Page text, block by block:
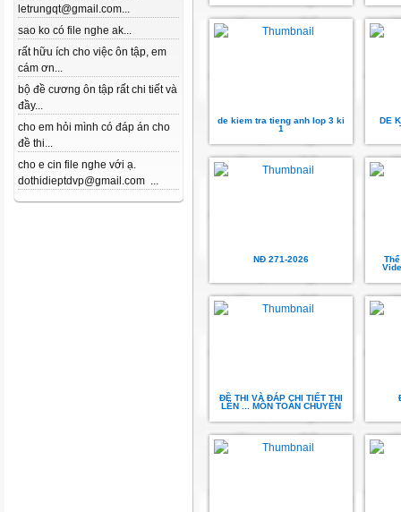
letrungqt@gmail.com...
sao ko có file nghe ak...
rất hữu ích cho việc ôn tập, em
cám ơn...
bộ đề cương ôn tập rất chi tiết và
đầy...
cho em hỏi mình có đáp án cho
đề thi...
cho e cin file nghe với ạ.
dothidieptdvp@gmail.com ...
de kiem tra tieng anh lop 3 ki
1
DE
NĐ 271-2026
ĐỀ THI VÀ ĐÁP CHI TIẾT THI
LÊN ... MÔN TOÁN CHUYÊN